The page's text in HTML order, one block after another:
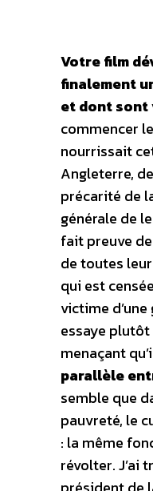
Votre film
finalement
et dont sont
commencer
nourrissait
Angleterre,
précarité de
générale de
fait preuve
de toutes
qui est
victime
essaye plutôt
menaçant
parallèle
semble que
pauvreté, le
: la même
révolter. J’ai